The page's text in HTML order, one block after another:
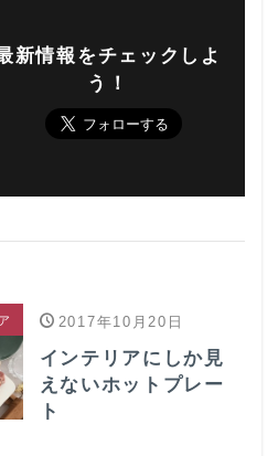
新情報をチェックしよ
う！
2017年10月20日
インテリアにしか見
えないホットプレー
ト